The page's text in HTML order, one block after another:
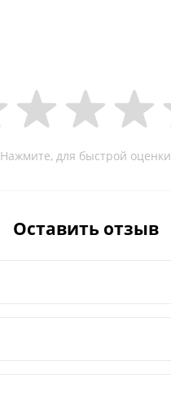
Нажмите, для быстрой оценки
Оставить отзыв